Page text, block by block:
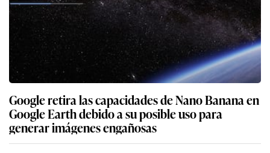
Google retira las capacidades de Nano Banana en
Google Earth debido a su posible uso para
generar imágenes engañosas